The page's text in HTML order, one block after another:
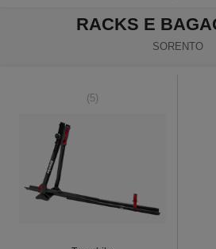
RACKS E
SORENTO
(5)